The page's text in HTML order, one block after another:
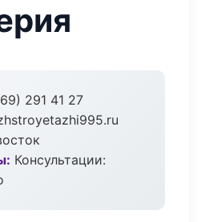
291 41 27
Консультации: